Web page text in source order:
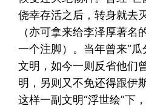
侥幸存活之后，转身就去
（亦可拿来给李泽厚著名
一个注脚）。当年曾来“
文明，如今一则反省他们
明，另则又不免还得跟伊
这样一副文明“浮世绘”下